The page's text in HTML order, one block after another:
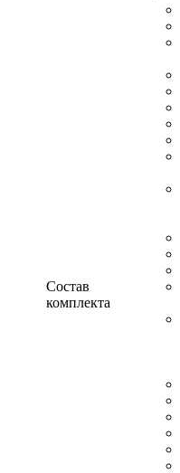
Состав
комплекта